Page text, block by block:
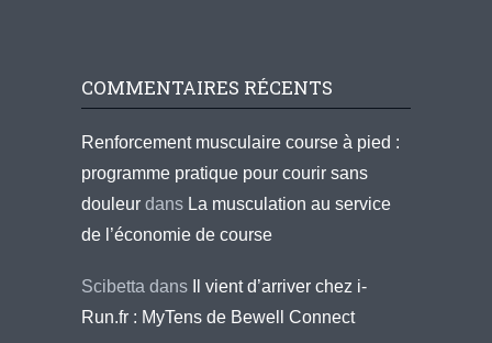
COMMENTAIRES RÉCENTS
Renforcement musculaire course à pied :
programme pratique pour courir sans
douleur dans La musculation au service
de l’économie de course
Scibetta dans
Il vient d’arriver chez i-
Run.fr : MyTens de Bewell Connect